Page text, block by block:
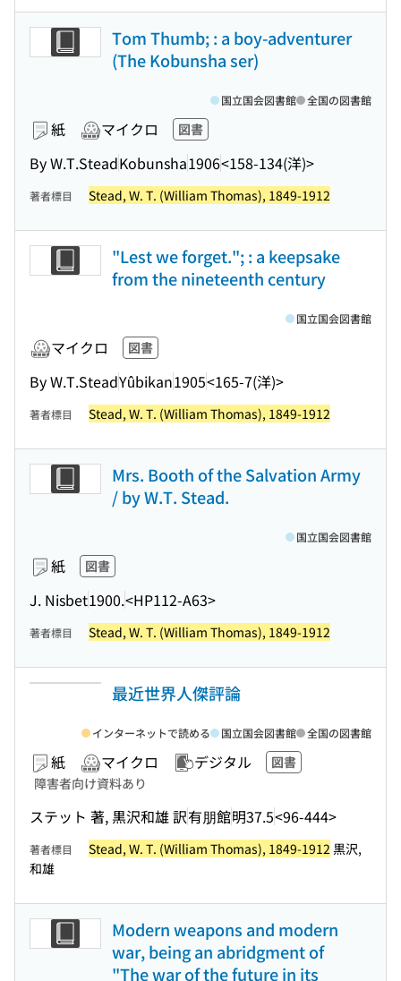
Tom Thumb; : a boy-adventurer
(The Kobunsha ser)
紙 マイクロ 図書
By W.T.SteadKobunsha1906<158-134(洋)>
国立国会図書館 全国の図書館
著者標目 Stead, W. T. (William Thomas), 1849-1912
"Lest we forget."; : a keepsake
from the nineteenth century
マイクロ 図書
By W.T.SteadYûbikan1905<165-7(洋)>
国立国会図書館
著者標目 Stead, W. T. (William Thomas), 1849-1912
Mrs. Booth of the Salvation Army
/ by W.T. Stead.
紙 図書
J. Nisbet1900.<HP112-A63>
国立国会図書館
著者標目 Stead, W. T. (William Thomas), 1849-1912
最近世界人傑評論
紙 マイクロ デジタル
図書
障害者向け資料あり
ステット 著, 黒沢和雄 訳有朋館明37.5<96-444>
インターネットで読める 国立国会図書館 全国の図書館
著者標目 Stead, W. T. (William Thomas), 1849-1912 黒沢,
和雄
Modern weapons and modern
war, being an abridgment of
"The war of the future in its